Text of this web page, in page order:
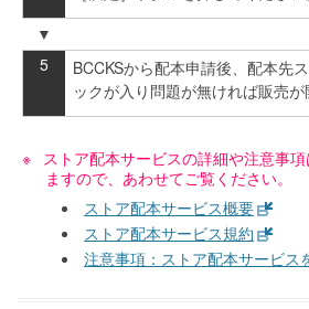
BCCKSから配本申請後、配本先
ックが入り問題が無ければ販売が
ストア配本サービスの詳細や注意事
ますので、あわせてご覧ください。
ストア配本サービス概要
ストア配本サービス規約
注意事項：ストア配本サービス